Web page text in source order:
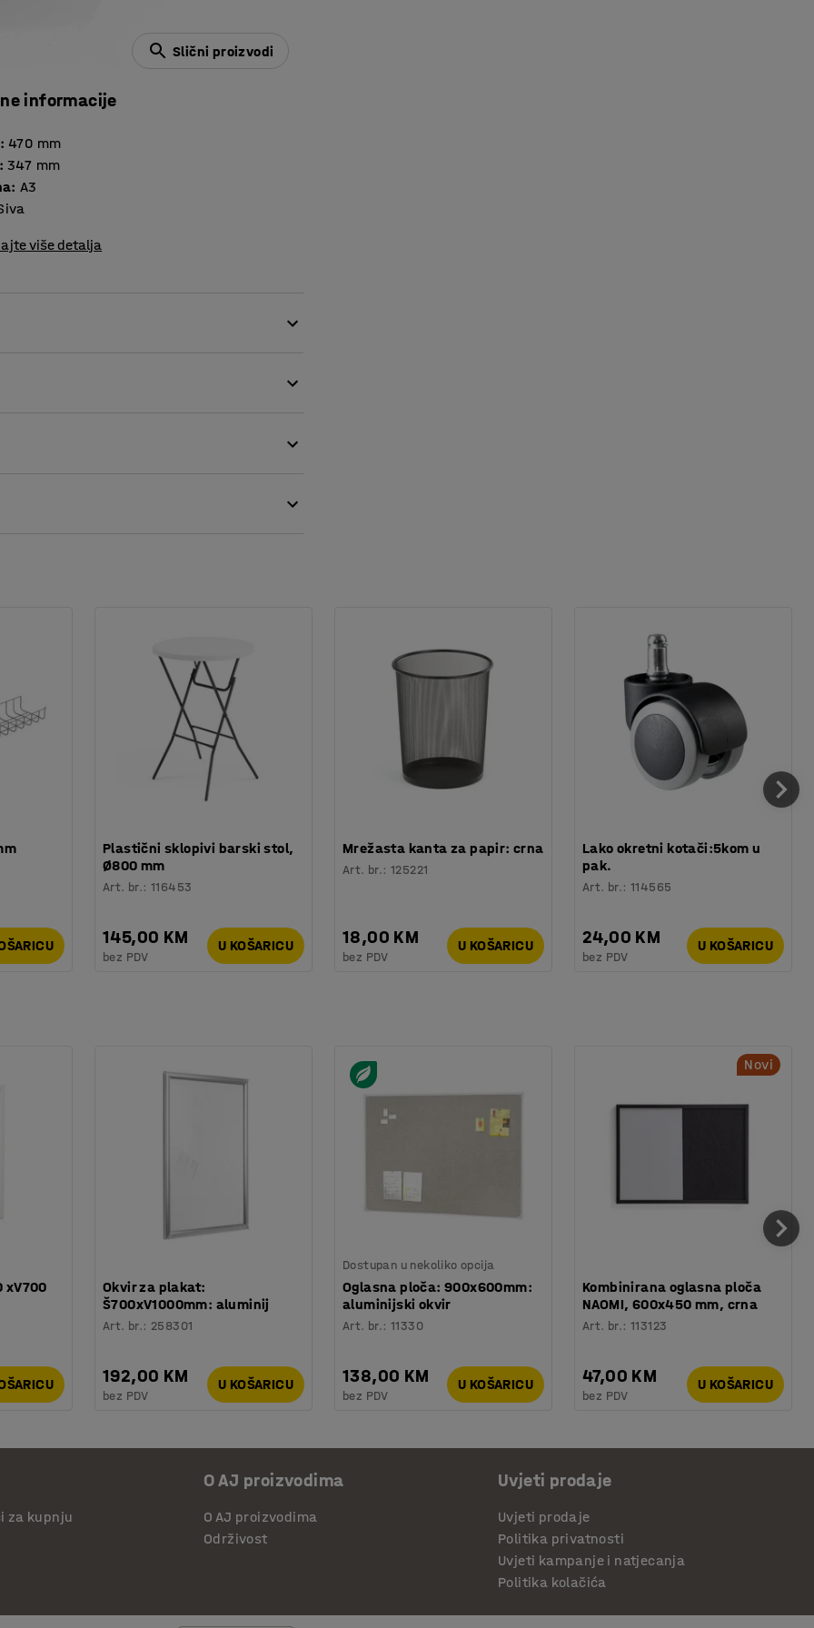
Slični proizvodi
informacije
: 470 mm
: 347 mm
: A3
više detalja
Plastični sklopivi barski stol,
Ø800 mm
Art. br.:116453
145,00 KM
bez PDV
U KOŠARICU
Mrežasta kanta za papir: crna
Art. br.:125221
18,00 KM
bez PDV
U KOŠARICU
Lako okretni kotači:5kom u
pak.
Art. br.:114565
24,00 KM
bez PDV
U KOŠARICU
xV700
Okvir za plakat:
Š700xV1000mm: aluminij
Art. br.: 258301
192,00 KM
bez PDV
U KOŠARICU
Dostupan u nekoliko opcija
Oglasna ploča: 900x600mm:
aluminijski okvir
Art. br.:11330
138,00 KM
bez PDV
U KOŠARICU
Novi
Kombinirana oglasna ploča
NAOMI, 600x450 mm, crna
Art. br.:113123
47,00 KM
bez PDV
U KOŠARICU
za kupnju
O AJ proizvodima
O AJ proizvodima
Održivost
Uvjeti prodaje
Uvjeti prodaje
Politika privatnosti
Uvjeti kampanje i natjecanja
Politika kolačića